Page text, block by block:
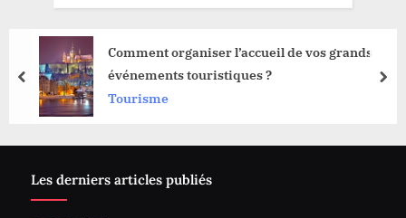
Comment organiser l’accueil de vos grands
événements touristiques ?
Tourisme
prev next
Les derniers articles publiés